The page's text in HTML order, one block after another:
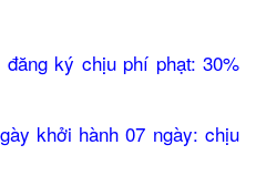
ký chịu phí phạt: 30%
khởi hành 07 ngày: chịu